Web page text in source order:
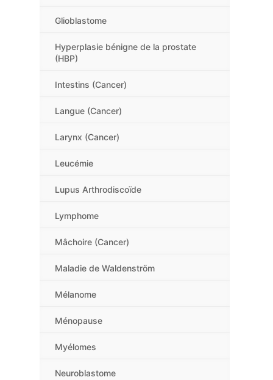
Glioblastome
Hyperplasie bénigne de la prostate
(HBP)
Intestins (Cancer)
Langue (Cancer)
Larynx (Cancer)
Leucémie
Lupus Arthrodiscoïde
Lymphome
Mâchoire (Cancer)
Maladie de Waldenström
Mélanome
Ménopause
Myélomes
Neuroblastome